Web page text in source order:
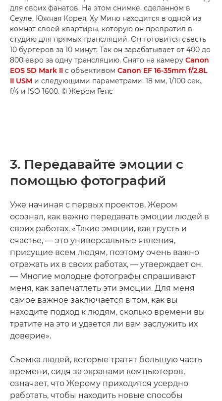
для своих фанатов. На этом снимке, сделанном в
Сеуле, Южная Корея, Ху Мино находится в одной из
комнат своей квартиры, которую он превратил в
студию для прямых трансляций. Он готовится съесть
10 бургеров за 10 минут. Так он зарабатывает от 400 до
800 евро за одну трансляцию. Снято на камеру Canon
EOS 5D Mark II с объективом Canon EF 16-35mm f/2.8L
II USM и следующими параметрами: 18 мм, 1/100 сек.,
f/4 и ISO 1600. © Жером Генс
3. Передавайте эмоции с
помощью фотографий
Уже начиная с первых проектов, Жером
осознал, как важно передавать эмоции людей в
своих работах. «Такие эмоции, как грусть и
счастье, — это универсальные явления,
присущие всем людям, поэтому очень важно
отражать их в своих работах, — утверждает он.
— Многие молодые фотографы спрашивают
меня, как запечатлеть эти эмоции. Для меня
самое важное заключается в том, как вы
находите подход к людям, сколько времени вы
тратите на это и удается ли вам заслужить их
доверие».
Съемка людей, которые тратят большую часть
времени, сидя за экранами компьютеров,
означает, что Жерому приходится усердно
работать, чтобы находить новые способы